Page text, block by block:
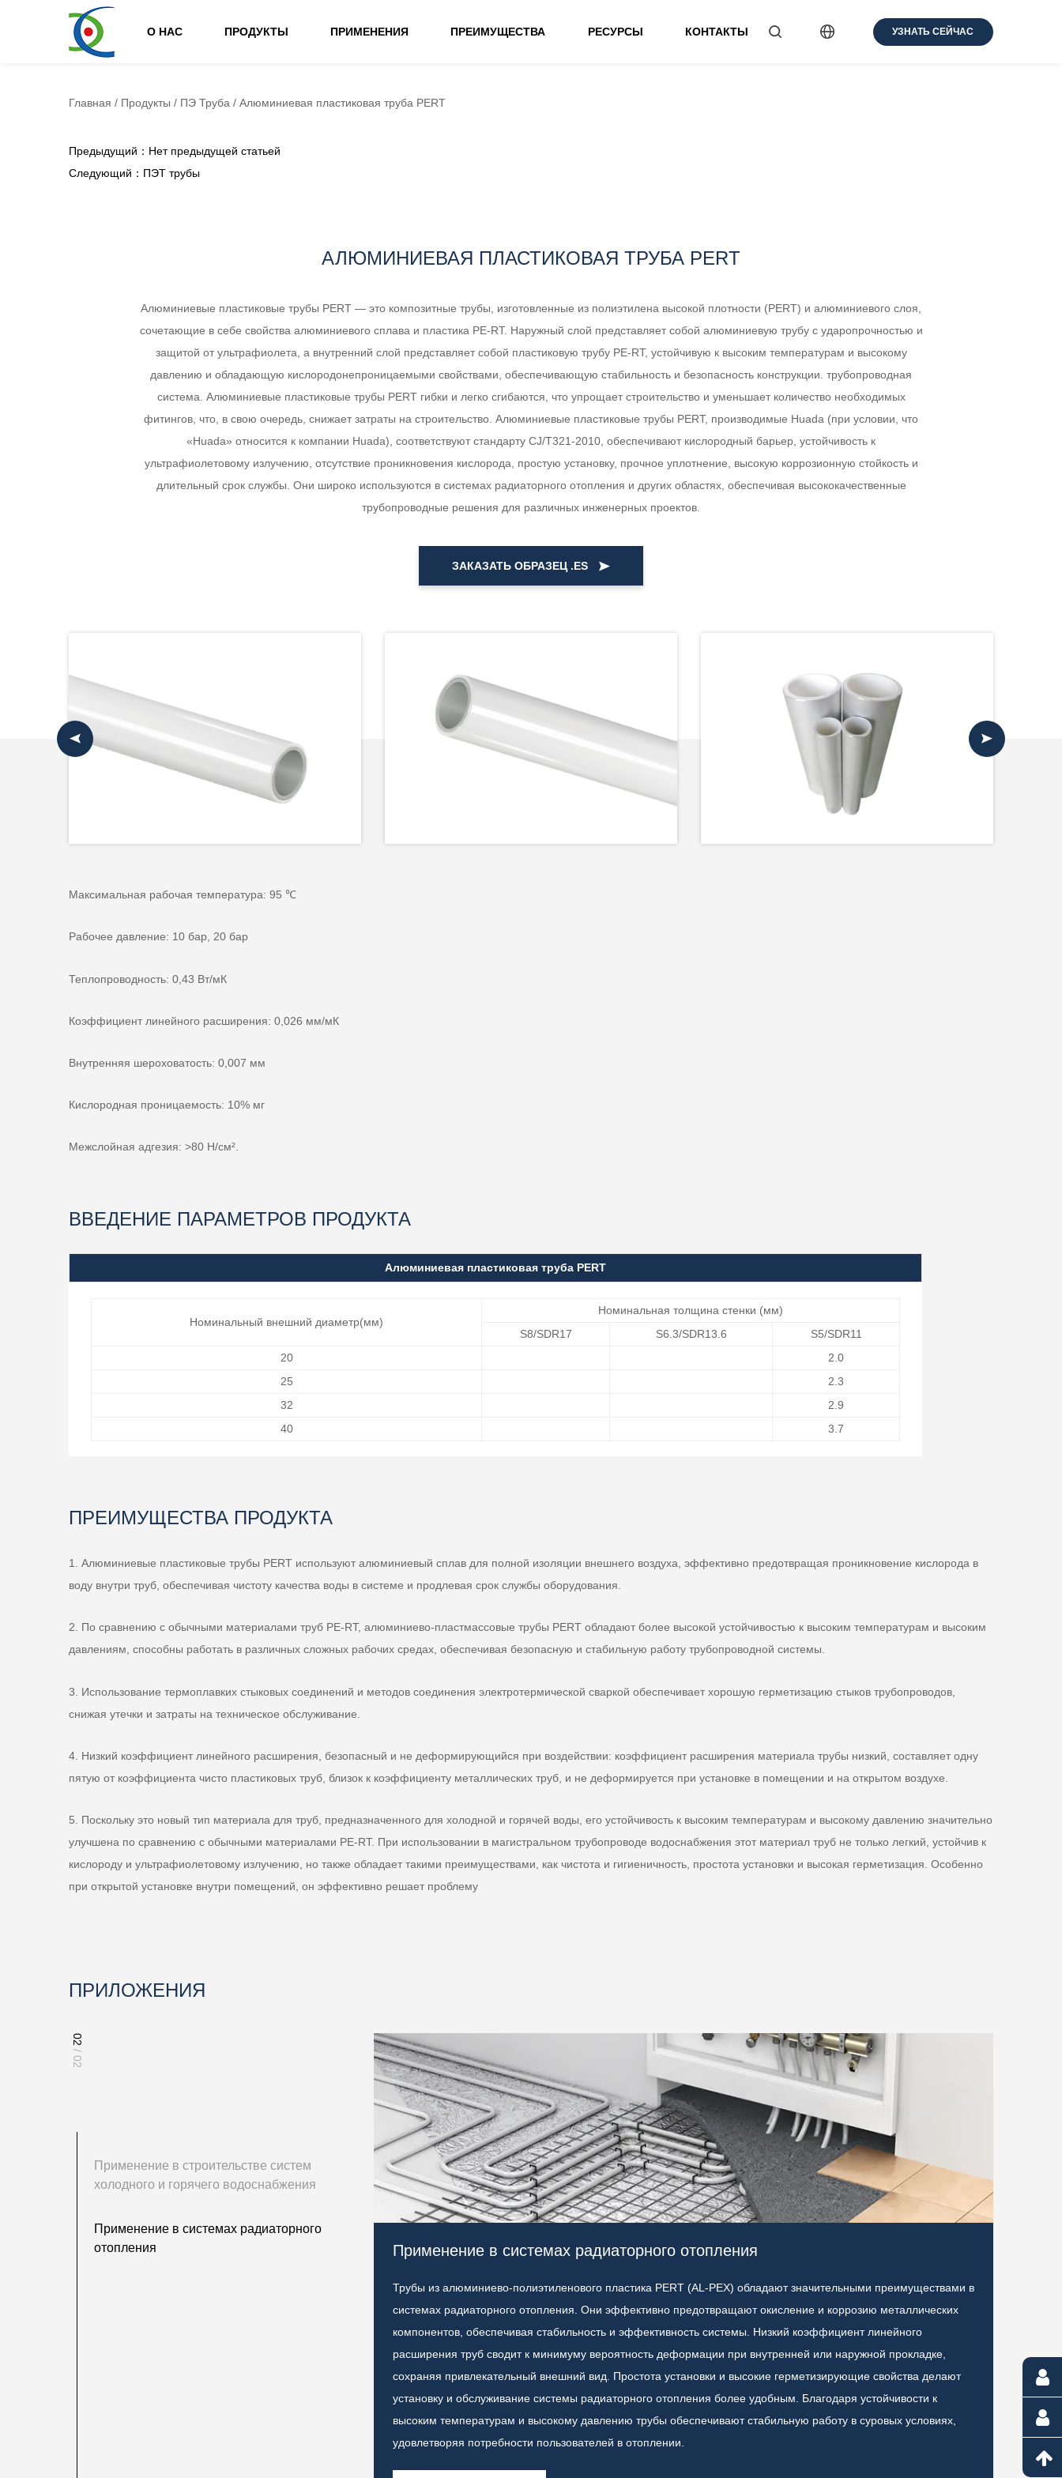
О НАС ПРОДУКТЫ ПРИМЕНЕНИЯ ПРЕИМУЩЕСТВА РЕСУРСЫ КОНТАКТЫ УЗНАТЬ СЕЙЧАС
Главная / Продукты / ПЭ Труба / Алюминиевая пластиковая труба PERT
Предыдущий：Нет предыдущей статьей
Следующий：ПЭТ трубы
АЛЮМИНИЕВАЯ ПЛАСТИКОВАЯ ТРУБА PERT
Алюминиевые пластиковые трубы PERT — это композитные трубы, изготовленные из полиэтилена высокой плотности (PERT) и алюминиевого слоя,
сочетающие в себе свойства алюминиевого сплава и пластика PE-RT. Наружный слой представляет собой алюминиевую трубу с ударопрочностью и
защитой от ультрафиолета, а внутренний слой представляет собой пластиковую трубу PE-RT, устойчивую к высоким температурам и высокому
давлению и обладающую кислородонепроницаемыми свойствами, обеспечивающую стабильность и безопасность конструкции. трубопроводная
система. Алюминиевые пластиковые трубы PERT гибки и легко сгибаются, что упрощает строительство и уменьшает количество необходимых
фитингов, что, в свою очередь, снижает затраты на строительство. Алюминиевые пластиковые трубы PERT, производимые Huada (при условии, что
«Huada» относится к компании Huada), соответствуют стандарту CJ/T321-2010, обеспечивают кислородный барьер, устойчивость к
ультрафиолетовому излучению, отсутствие проникновения кислорода, простую установку, прочное уплотнение, высокую коррозионную стойкость и
длительный срок службы. Они широко используются в системах радиаторного отопления и других областях, обеспечивая высококачественные
трубопроводные решения для различных инженерных проектов.
ЗАКАЗАТЬ ОБРАЗЕЦ .ES
Максимальная рабочая температура: 95 ℃
Рабочее давление: 10 бар, 20 бар
Теплопроводность: 0,43 Вт/мК
Коэффициент линейного расширения: 0,026 мм/мК
Внутренняя шероховатость: 0,007 мм
Кислородная проницаемость: 10% мг
Межслойная адгезия: >80 Н/см².
ВВЕДЕНИЕ ПАРАМЕТРОВ ПРОДУКТА
Алюминиевая пластиковая труба PERT
Номинальный внешний диаметр(мм)
Номинальная толщина стенки (мм)
S8/SDR17
S6.3/SDR13.6
S5/SDR11
20
2.0
25
2.3
32
2.9
40
3.7
ПРЕИМУЩЕСТВА ПРОДУКТА
1. Алюминиевые пластиковые трубы PERT используют алюминиевый сплав для полной изоляции внешнего воздуха, эффективно предотвращая проникновение кислорода в
воду внутри труб, обеспечивая чистоту качества воды в системе и продлевая срок службы оборудования.
2. По сравнению с обычными материалами труб PE-RT, алюминиево-пластмассовые трубы PERT обладают более высокой устойчивостью к высоким температурам и высоким
давлениям, способны работать в различных сложных рабочих средах, обеспечивая безопасную и стабильную работу трубопроводной системы.
3. Использование термоплавких стыковых соединений и методов соединения электротермической сваркой обеспечивает хорошую герметизацию стыков трубопроводов,
снижая утечки и затраты на техническое обслуживание.
4. Низкий коэффициент линейного расширения, безопасный и не деформирующийся при воздействии: коэффициент расширения материала трубы низкий, составляет одну
пятую от коэффициента чисто пластиковых труб, близок к коэффициенту металлических труб, и не деформируется при установке в помещении и на открытом воздухе.
5. Поскольку это новый тип материала для труб, предназначенного для холодной и горячей воды, его устойчивость к высоким температурам и высокому давлению значительно
улучшена по сравнению с обычными материалами PE-RT. При использовании в магистральном трубопроводе водоснабжения этот материал труб не только легкий, устойчив к
кислороду и ультрафиолетовому излучению, но также обладает такими преимуществами, как чистота и гигиеничность, простота установки и высокая герметизация. Особенно
при открытой установке внутри помещений, он эффективно решает проблему
ПРИЛОЖЕНИЯ
02
/ 02
Применение в строительстве систем
холодного и горячего водоснабжения
Применение в системах радиаторного
отопления
холодного и горячего водоснабжения Применение в системах радиаторного отопления
Трубы из алюминиево-полиэтиленового пластика PERT (AL-PEX) обладают значительными преимуществами в
системах радиаторного отопления. Они эффективно предотвращают окисление и коррозию металлических
компонентов, обеспечивая стабильность и эффективность системы. Низкий коэффициент линейного
расширения труб сводит к минимуму вероятность деформации при внутренней или наружной прокладке,
сохраняя привлекательный внешний вид. Простота установки и высокие герметизирующие свойства делают
установку и обслуживание системы радиаторного отопления более удобным. Благодаря устойчивости к
высоким температурам и высокому давлению трубы обеспечивают стабильную работу в суровых условиях,
удовлетворяя потребности пользователей в отоплении.